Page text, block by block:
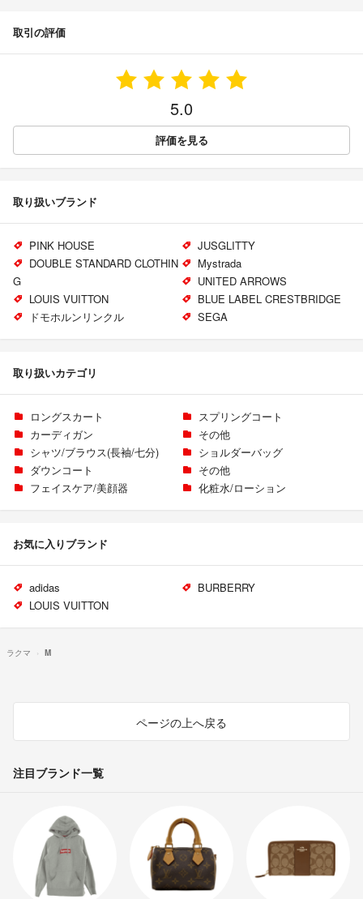
取引の評価
5.0
評価を見る
取り扱いブランド
PINK HOUSE
JUSGLITTY
DOUBLE STANDARD CLOTHIN
G
Mystrada
UNITED ARROWS
LOUIS VUITTON
BLUE LABEL CRESTBRIDGE
ドモホルンリンクル
SEGA
取り扱いカテゴリ
ロングスカート
スプリングコート
カーディガン
その他
シャツ/ブラウス(長袖/七分)
ショルダーバッグ
ダウンコート
その他
フェイスケア/美顔器
化粧水/ローション
お気に入りブランド
adidas
BURBERRY
LOUIS VUITTON
ラクマ M
ページの上へ戻る
注目ブランド一覧